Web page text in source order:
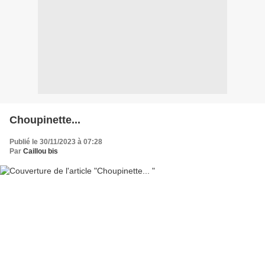
Choupinette...
Publié le 30/11/2023 à 07:28
Par Caillou bis